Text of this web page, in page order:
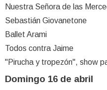
Nuestra Señora de las
Sebastián Giovanetone
Ballet Arami
Todos contra Jaime
"Pirucha y tropezón", show
Domingo 16 de abril